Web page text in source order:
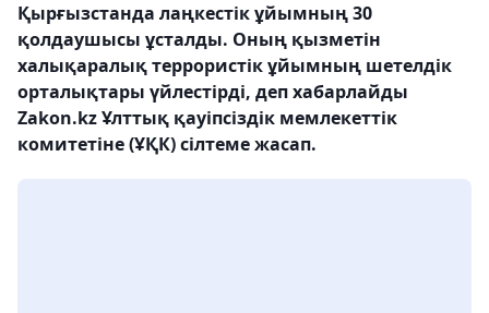
Қырғызстанда лаңкестік ұйымның 30
қолдаушысы ұсталды. Оның қызметін
халықаралық террористік ұйымның шетелдік
орталықтары үйлестірді, деп хабарлайды
Zakon.kz Ұлттық қауіпсіздік мемлекеттік
комитетіне (ҰҚК) сілтеме жасап.